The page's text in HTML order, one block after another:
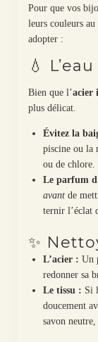
Pour que vos
leurs couleurs
adopter :
💧
Bien que l’acier
plus délicat.
Évitez la
piscine ou la
ou de chlore.
Le parfum
avantde
ternir l’éclat
✨
L’acier : Un
redonner sa
Le tissu : Si
doucement
savon